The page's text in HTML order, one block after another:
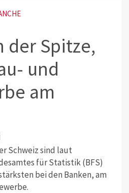
der Spitze,
und
am
Schweiz sind laut
für Statistik (BFS)
bei den Banken, am